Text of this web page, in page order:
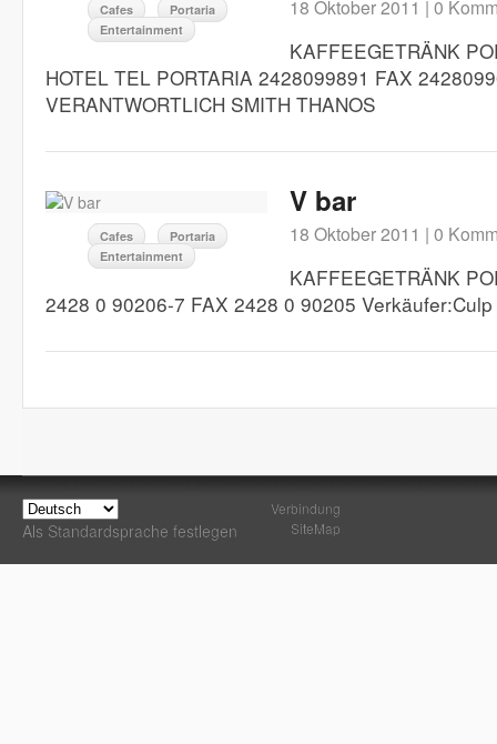
Cafes
Portaria
Entertainment
18 Oktober 2011 | 0
KAFFEEGETRÄNK
HOTEL TEL PORTARIA 2428099891 FAX
VERANTWORTLICH SMITH THANOS
Cafes
Portaria
Entertainment
V bar
18 Oktober 2011 | 0
KAFFEEGETRÄNK
2428 0 90206-7 FAX 2428 0 90205 Verkäufer:Culp
Als Standardsprache festlegen
Verbindung
SiteMap